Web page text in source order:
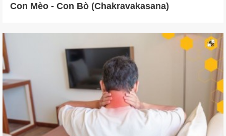
Con Mèo - Con Bò (Chakravakasana)